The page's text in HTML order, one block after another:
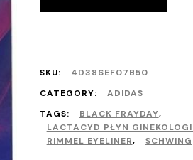
SKU:
4D386EF07B50
CATEGORY:
ADIDAS
TAGS:
BLACK FRAYDAY,
LACTACYD PŁYN
RIMMEL EYELINER, SCHWING